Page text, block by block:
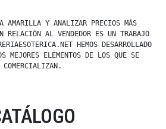
AMARILLA Y ANALIZAR PRECIOS MÁS
RELACIÓN AL VENDEDOR ES UN TRABAJO
HEMOS DESARROLLADO
MEJORES ELEMENTOS DE LOS QUE SE
COMERCIALIZAN.